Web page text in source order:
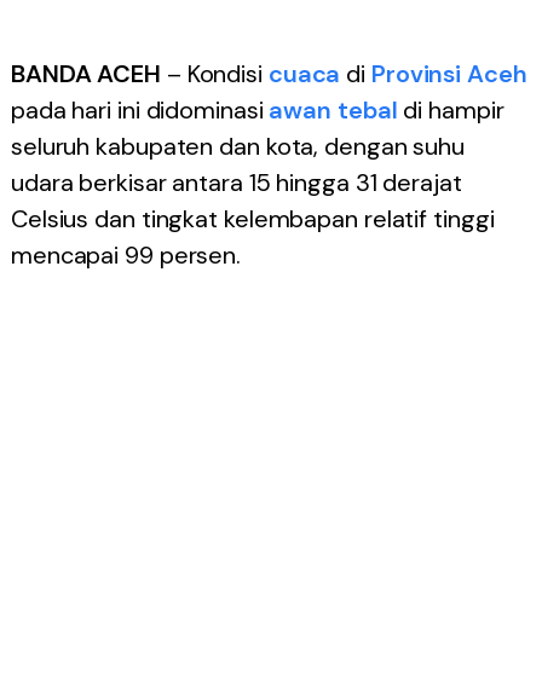
BANDA ACEH – Kondisi cuaca di Provinsi Aceh
pada hari ini didominasi awan tebal di hampir
seluruh kabupaten dan kota, dengan suhu
udara berkisar antara 15 hingga 31 derajat
Celsius dan tingkat kelembapan relatif tinggi
mencapai 99 persen.